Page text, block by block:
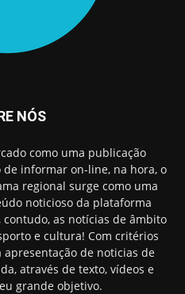
NÓS
como uma publicação
informar on-line, na hora, o
regional surge como uma
noticioso da plataforma
as notícias de âmbito
e cultura! Com critérios
de noticias de
através de texto, vídeos e
grande objetivo.